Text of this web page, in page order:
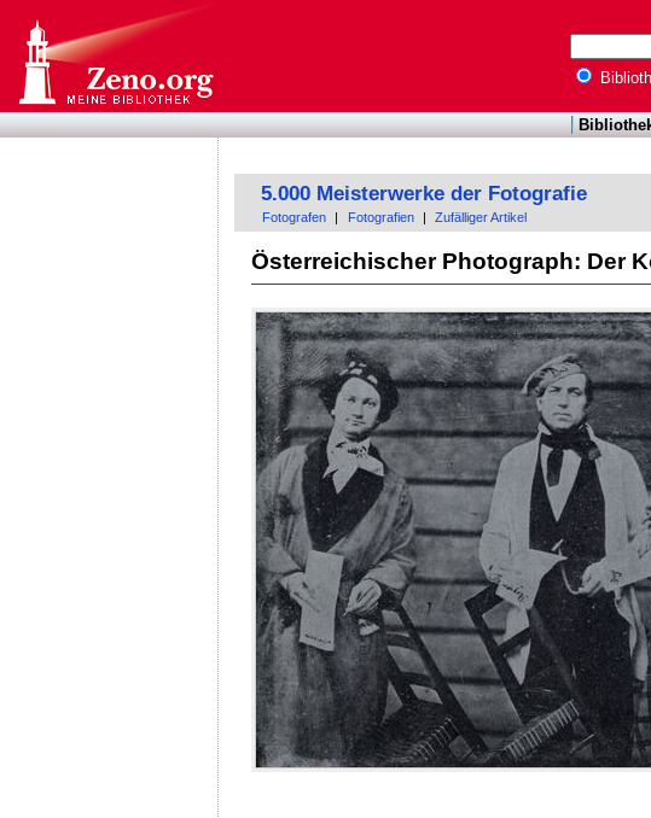
5.000 Meisterwerke der Fotografie
Fotografen Fotografien Zufälliger Artikel
Österreichischer Photograph: Der